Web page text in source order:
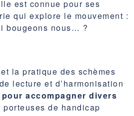
est connue pour ses
qui explore le mouvement :
bougeons nous… ?
la pratique des schèmes
lecture et d’harmonisation
accompagner divers
porteuses de handicap